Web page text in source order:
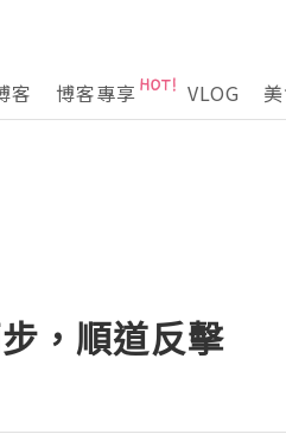
客 博客專享 VLOG
，順道反擊